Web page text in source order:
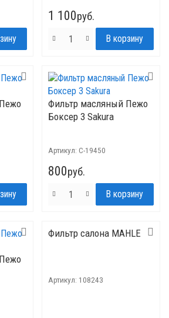
1 100руб.
Фильтр масляный Пежо
Боксер 3 Sakura
Артикул: C-19450
800руб.
Фильтр салона MAHLE
Артикул: 108243